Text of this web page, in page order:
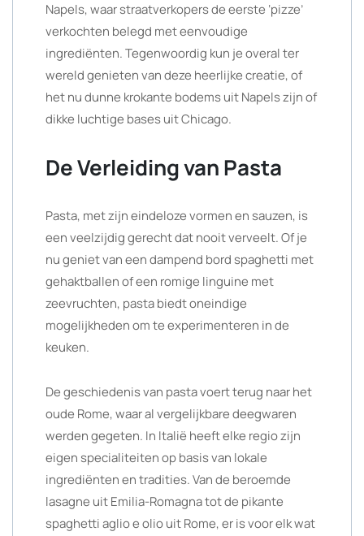
Napels, waar straatverkopers de eerste ‘pizze’
verkochten belegd met eenvoudige
ingrediënten. Tegenwoordig kun je overal ter
wereld genieten van deze heerlijke creatie, of
het nu dunne krokante bodems uit Napels zijn of
dikke luchtige bases uit Chicago.
De Verleiding van Pasta
Pasta, met zijn eindeloze vormen en sauzen, is
een veelzijdig gerecht dat nooit verveelt. Of je
nu geniet van een dampend bord spaghetti met
gehaktballen of een romige linguine met
zeevruchten, pasta biedt oneindige
mogelijkheden om te experimenteren in de
keuken.
De geschiedenis van pasta voert terug naar het
oude Rome, waar al vergelijkbare deegwaren
werden gegeten. In Italië heeft elke regio zijn
eigen specialiteiten op basis van lokale
ingrediënten en tradities. Van de beroemde
lasagne uit Emilia-Romagna tot de pikante
spaghetti aglio e olio uit Rome, er is voor elk wat